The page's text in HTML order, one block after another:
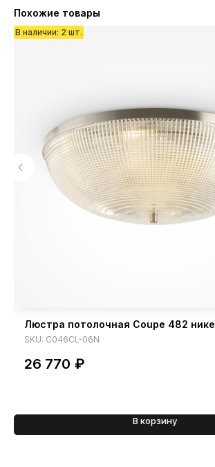
Похожие товары
Люстра потолочная Coupe 482
SKU: C046CL-06N
26 770 ₽
В корзину